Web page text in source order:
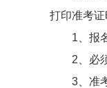
打印准考证
1、报
2、必
3、准